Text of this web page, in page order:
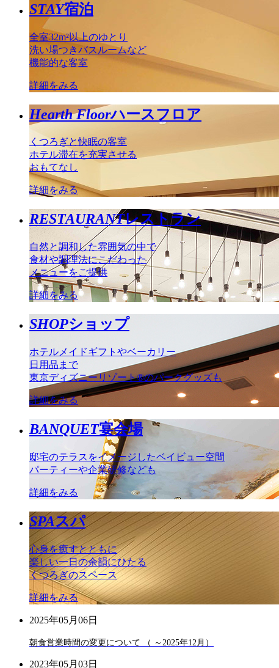
STAY宿泊
全室32m²以上のゆとり
洗い場つきバスルームなど
機能的な客室
詳細をみる
Hearth Floorハースフロア
くつろぎと快眠の客室
ホテル滞在を充実させる
おもてなし
詳細をみる
RESTAURANTレストラン
自然と調和した雰囲気の中で
食材や調理法にこだわった
メニューをご提供
詳細をみる
SHOPショップ
ホテルメイドギフトやベーカリー
日用品まで
東京ディズニーリゾート®のパークグッズも
詳細をみる
BANQUET宴会場
邸宅のテラスをイメージしたベイビュー空間
パーティーや企業研修なども
詳細をみる
SPAスパ
心身を癒すとともに
楽しい一日の余韻にひたる
くつろぎのスペース
詳細をみる
2025年05月06日
朝食営業時間の変更について （ ～2025年12月）
2023年05月03日